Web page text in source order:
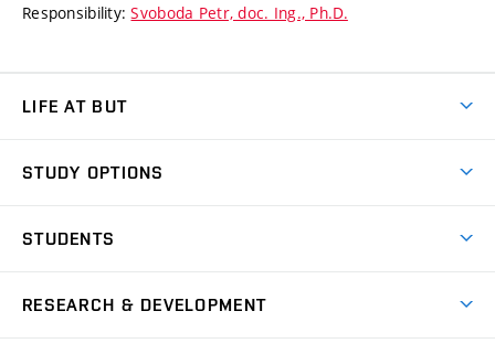
Responsibility:Svoboda Petr, doc. Ing., Ph.D.
LIFE AT BUT
Dormitories
Sport
STUDY OPTIONS
Degree studies in English
STUDENTS
RESEARCH & DEVELOPMENT